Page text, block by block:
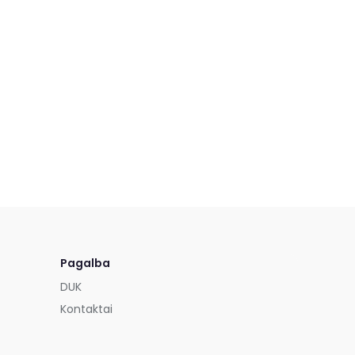
Pagalba
DUK
Kontaktai